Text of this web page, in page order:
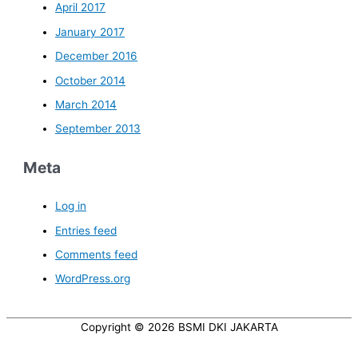
April 2017
January 2017
December 2016
October 2014
March 2014
September 2013
Meta
Log in
Entries feed
Comments feed
WordPress.org
Copyright © 2026 BSMI DKI JAKARTA